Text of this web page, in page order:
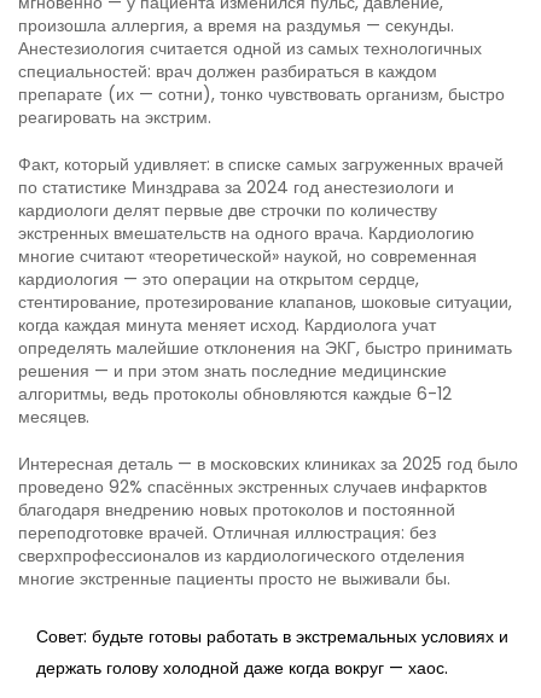
произошла аллергия, а время на раздумья — секунды.
Анестезиология считается одной из самых технологичных
специальностей: врач должен разбираться в каждом
препарате (их — сотни), тонко чувствовать организм, быстро
реагировать на экстрим.
Факт, который удивляет: в списке самых загруженных врачей
по статистике Минздрава за 2024 год анестезиологи и
кардиологи делят первые две строчки по количеству
экстренных вмешательств на одного врача. Кардиологию
многие считают «теоретической» наукой, но современная
кардиология — это операции на открытом сердце,
стентирование, протезирование клапанов, шоковые ситуации,
когда каждая минута меняет исход. Кардиолога учат
определять малейшие отклонения на ЭКГ, быстро принимать
решения — и при этом знать последние медицинские
алгоритмы, ведь протоколы обновляются каждые 6-12
месяцев.
Интересная деталь — в московских клиниках за 2025 год было
проведено 92% спасённых экстренных случаев инфарктов
благодаря внедрению новых протоколов и постоянной
переподготовке врачей. Отличная иллюстрация: без
сверхпрофессионалов из кардиологического отделения
многие экстренные пациенты просто не выживали бы.
Совет: будьте готовы работать в экстремальных условиях и
держать голову холодной даже когда вокруг — хаос.